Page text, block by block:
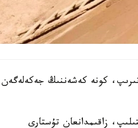
كونە كەشەننىڭ جەكەلەگەن
زاقىمدانعان تۇستارى